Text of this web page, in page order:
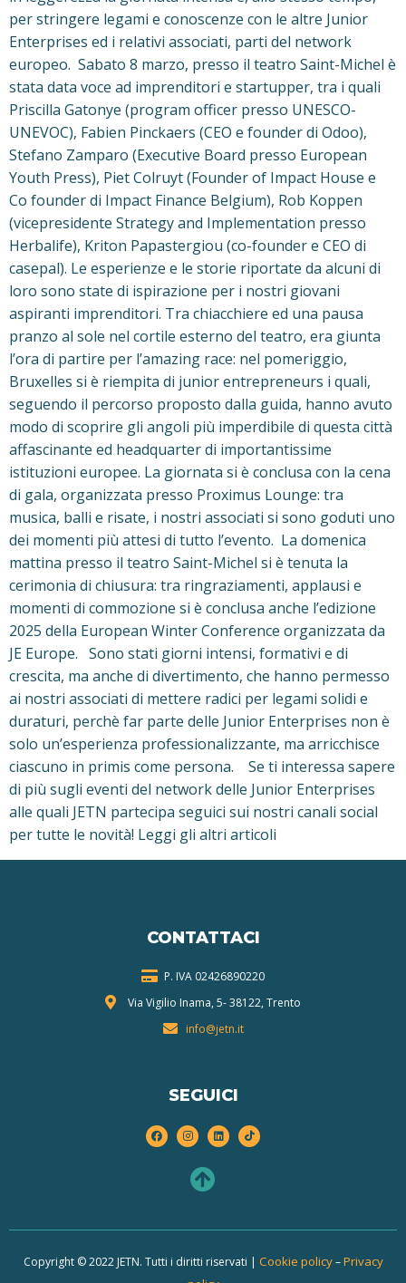
per stringere legami e conoscenze con le altre Junior
Enterprises ed i relativi associati, parti del network
europeo. Sabato 8 marzo, presso il teatro Saint-Michel è
stata data voce ad imprenditori e startupper, tra i quali
Priscilla Gatonye (program officer presso UNESCO-
UNEVOC), Fabien Pinckaers (CEO e founder di Odoo),
Stefano Zamparo (Executive Board presso European
Youth Press), Piet Colruyt (Founder of Impact House e
Co founder di Impact Finance Belgium), Rob Koppen
(vicepresidente Strategy and Implementation presso
Herbalife), Kriton Papastergiou (co-founder e CEO di
casepal). Le esperienze e le storie riportate da alcuni di
loro sono state di ispirazione per i nostri giovani
aspiranti imprenditori. Tra chiacchiere ed una pausa
pranzo al sole nel cortile esterno del teatro, era giunta
l’ora di partire per l’amazing race: nel pomeriggio,
Bruxelles si è riempita di junior entrepreneurs i quali,
seguendo il percorso proposto dalla guida, hanno avuto
modo di scoprire gli angoli più imperdibile di questa città
affascinante ed headquarter di importantissime
istituzioni europee. La giornata si è conclusa con la cena
di gala, organizzata presso Proximus Lounge: tra
musica, balli e risate, i nostri associati si sono goduti uno
dei momenti più attesi di tutto l’evento. La domenica
mattina presso il teatro Saint-Michel si è tenuta la
cerimonia di chiusura: tra ringraziamenti, applausi e
momenti di commozione si è conclusa anche l’edizione
2025 della European Winter Conference organizzata da
JE Europe. Sono stati giorni intensi, formativi e di
crescita, ma anche di divertimento, che hanno permesso
ai nostri associati di mettere radici per legami solidi e
duraturi, perchè far parte delle Junior Enterprises non è
solo un’esperienza professionalizzante, ma arricchisce
ciascuno in primis come persona. Se ti interessa sapere
di più sugli eventi del network delle Junior Enterprises
alle quali JETN partecipa seguici sui nostri canali social
per tutte le novità! Leggi gli altri articoli
CONTATTACI
P. IVA 02426890220
Via Vigilio Inama, 5-38122, Trento
info@jetn.it
SEGUICI
Copyright © 2022 JETN. Tutti i diritti riservati | Cookie policy–Privacy